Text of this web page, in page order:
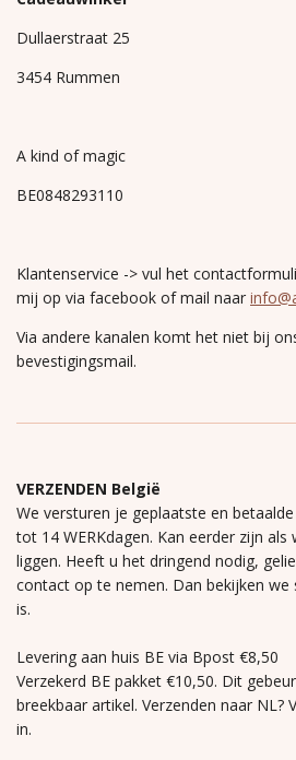
Dullaerstraat 25
3454 Rummen
A kind of magic
BE0848293110
Klantenservice -> vul het
mij op via facebook of mail naar
Via andere kanalen komt het niet bij
bevestigingsmail.
VERZENDEN België
We versturen je geplaatste en
tot 14 WERKdagen. Kan eerder zijn
liggen. Heeft u het dringend nodig,
contact op te nemen. Dan bekijken
is.
Levering aan huis BE via Bpost €8,50
Verzekerd BE pakket €10,50. Dit
breekbaar artikel. Verzenden naar NL?
in.